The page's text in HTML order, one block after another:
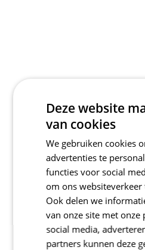
Deze website
van cookies
We gebruiken cookies
advertenties te
functies voor social
om ons websiteverkeer
Ook delen we
van onze site met onze
social media,
partners kunnen deze